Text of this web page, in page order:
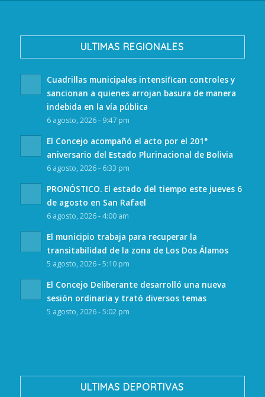
ULTIMAS REGIONALES
Cuadrillas municipales intensifican controles y
sancionan a quienes arrojan basura de manera
indebida en la vía pública
6 agosto, 2026 - 9:47 pm
El Concejo acompañó el acto por el 201°
aniversario del Estado Plurinacional de Bolivia
6 agosto, 2026 - 6:33 pm
PRONÓSTICO. El estado del tiempo este jueves 6
de agosto en San Rafael
6 agosto, 2026 - 4:00 am
El municipio trabaja para recuperar la
transitabilidad de la zona de Los Dos Álamos
5 agosto, 2026 - 5:10 pm
El Concejo Deliberante desarrolló una nueva
sesión ordinaria y trató diversos temas
5 agosto, 2026 - 5:02 pm
ULTIMAS DEPORTIVAS